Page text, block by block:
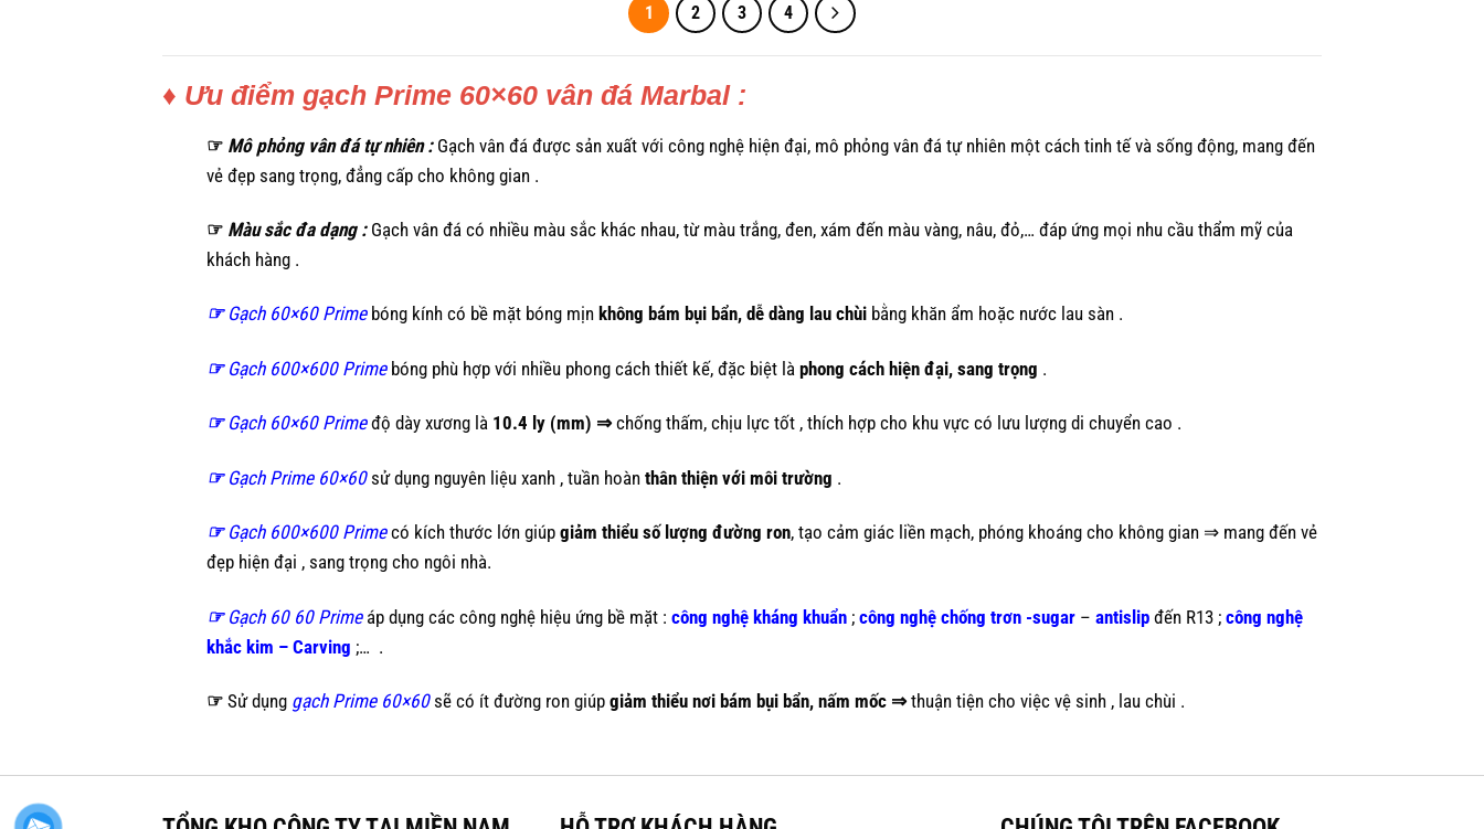
1 2 3 4
♦ Ưu điểm gạch Prime 60×60 vân đá Marbal :
☞ Mô phỏng vân đá tự nhiên :Gạch vân đá được sản xuất với công nghệ hiện đại, mô phỏng vân đá tự nhiên một cách tinh tế và sống động, mang đến
vẻ đẹp sang trọng, đẳng cấp cho không gian .
☞ Màu sắc đa dạng :Gạch vân đá có nhiều màu sắc khác nhau, từ màu trắng, đen, xám đến màu vàng, nâu, đỏ,… đáp ứng mọi nhu cầu thẩm mỹ của
khách hàng .
☞ Gạch 60×60 Primebóng kính có bề mặt bóng mịn không bám bụi bẩn, dễ dàng lau chùi bằng khăn ẩm hoặc nước lau sàn .
☞ Gạch 600×600 Primebóng phù hợp với nhiều phong cách thiết kế, đặc biệt là phong cách hiện đại, sang trọng .
☞ Gạch 60×60 Primeđộ dày xương là 10.4 ly (mm) ⇒chống thấm, chịu lực tốt , thích hợp cho khu vực có lưu lượng di chuyển cao .
☞ Gạch Prime 60×60sử dụng nguyên liệu xanh , tuần hoàn thân thiện với môi trường .
☞ Gạch 600×600 Primecó kích thước lớn giúp giảm thiểu số lượng đường ron, tạo cảm giác liền mạch, phóng khoáng cho không gian ⇒ mang đến vẻ
đẹp hiện đại , sang trọng cho ngôi nhà.
☞ Gạch 60 60 Primeáp dụng các công nghệ hiệu ứng bề mặt : công nghệ kháng khuẩn ; công nghệ chống trơn -sugar – antislip đến R13 ; công nghệ
khắc kim – Carving ;… .
☞ Sử dụng gạch Prime 60×60sẽ có ít đường ron giúp giảm thiểu nơi bám bụi bẩn, nấm mốc ⇒thuận tiện cho việc vệ sinh , lau chùi .